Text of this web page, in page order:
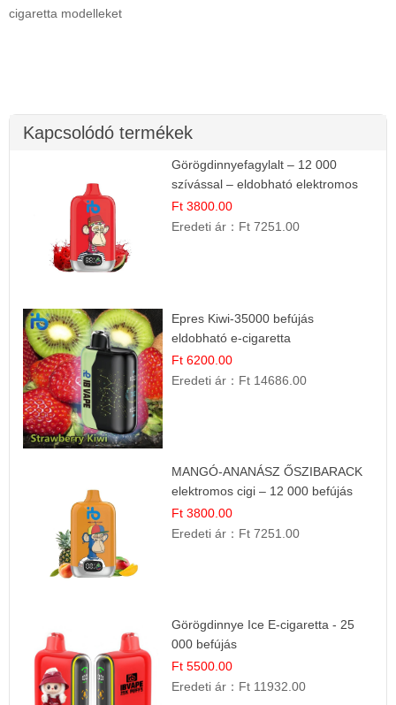
cigaretta modelleket
Kapcsolódó termékek
Görögdinnyefagylalt – 12 000
szívással – eldobható elektromos
cigi
Ft 3800.00
Eredeti ár： Ft 7251.00
Epres Kiwi-35000 befújás
eldobható e-cigaretta
Ft 6200.00
Eredeti ár： Ft 14686.00
MANGÓ-ANANÁSZ ŐSZIBARACK
elektromos cigi – 12 000 befújás
Ft 3800.00
Eredeti ár： Ft 7251.00
Görögdinnye Ice E-cigaretta - 25
000 befújás
Ft 5500.00
Eredeti ár： Ft 11932.00